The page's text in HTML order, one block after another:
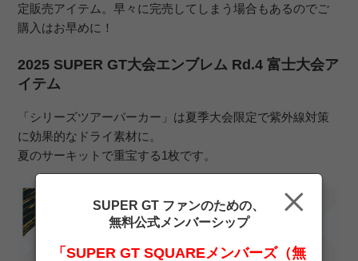
定販売アイテム。早々に完売してしまう場合もあるのでご
購入はお早めに！
2025 SUPER GT大会エンブレム Rd.4 富士大会ア
イテム
「シリーズツアーパーカー」は夏季大会限定で紫外線対策
に効果的なドライ素材に。
夏のサーキットで重宝する1枚です。
SUPER GT ファンのための、
無料公式メンバーシップ
「SUPER GT SQUAREメンバーズ（無